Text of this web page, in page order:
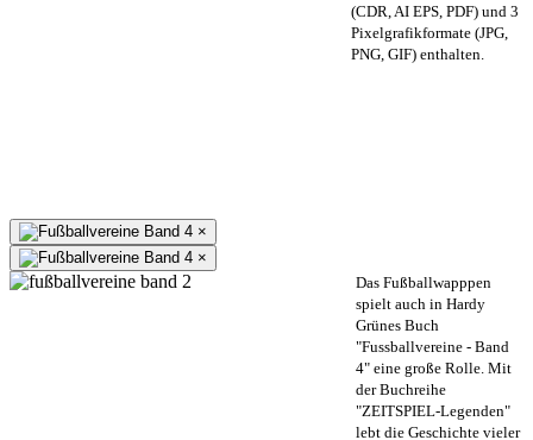
(CDR, AI EPS, PDF) und 3
Pixelgrafikformate (JPG,
PNG, GIF) enthalten.
×
×
Das Fußballwapppen
spielt auch in Hardy
Grünes Buch
"Fussballvereine - Band
4" eine große Rolle. Mit
der Buchreihe
"ZEITSPIEL-Legenden"
lebt die Geschichte vieler